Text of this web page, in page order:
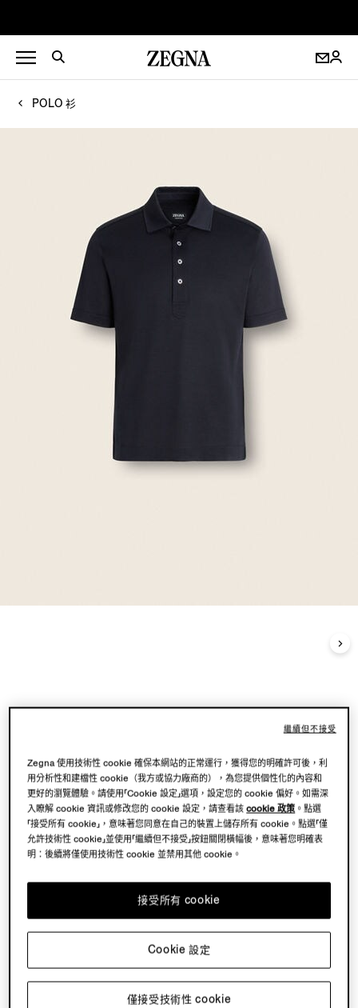
POLO 衫
Zegna 使用技術性 cookie 確保本網站的正常運行，獲得您的明確許可後，利
用分析性和建檔性 cookie（我方或協力廠商的），為您提供個性化的內容和
更好的瀏覽體驗。請使用「Cookie 設定」選項，設定您的 cookie 偏好。如需深
入瞭解 cookie 資訊或修改您的 cookie 設定，請查看該cookie 政策 。點選
「接受所有 cookie」，意味著您同意在自己的裝置上儲存所有 cookie。點選「僅
允許技術性 cookie」並使用「繼續但不接受」按鈕關閉橫幅後，意味著您明確表
明：後續將僅使用技術性 cookie 並禁用其他 cookie。
僅接受技術性 cookie
接受所有 cookie
Cookie 設定
繼續但不接受